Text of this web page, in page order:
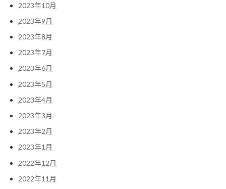
2023年10月
2023年9月
2023年8月
2023年7月
2023年6月
2023年5月
2023年4月
2023年3月
2023年2月
2023年1月
2022年12月
2022年11月